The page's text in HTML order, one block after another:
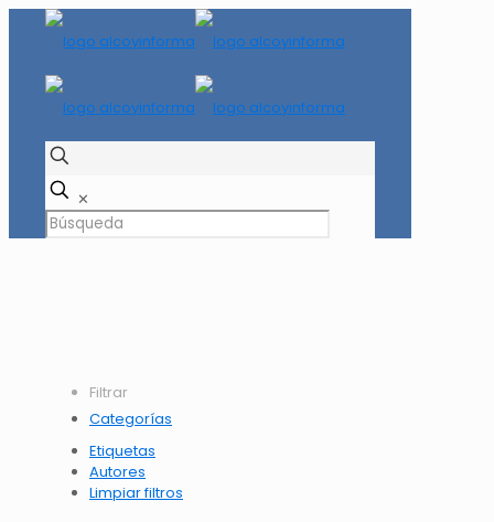
✕
Filtrar
Categorías
Etiquetas
Autores
Limpiar filtros